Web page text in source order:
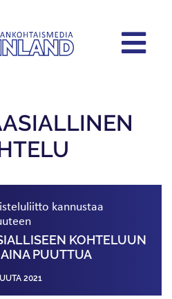
kannustaa
KOHTELUUN
AINA PUUTTUA
2021